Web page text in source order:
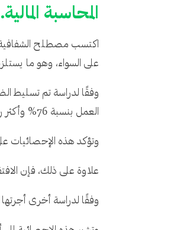
المحاسبة
اكتسب مصطلح الشفافية
على السواء، وهو ما
وفقًا لدراسة تم تسليط
العمل بنسبة 76% وأكثر رضا بنسبة 29% عن حياتهم خارج العمل.
وتؤكد هذه الإحصائيات
علاوة على ذلك، فإن
وفقًا لدراسة أخرى أجرتها مجلة "هارفارد بيزنس ريفيو"، فإن